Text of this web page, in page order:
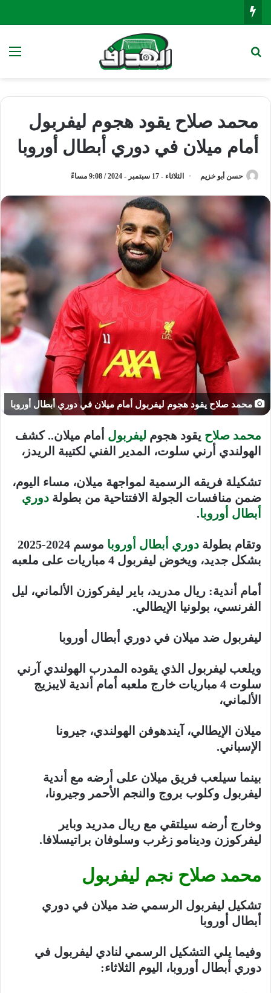
محمد صلاح يقود هجوم ليفربول
أمام ميلان في دوري أبطال أوروبا
حسن أبو خزيم الثلاثاء - 17 سبتمبر - 2024 / 9:08 مساءً
محمد صلاح يقود هجوم ليفربول أمام ميلان في دوري أبطال أوروبا
محمد صلاح يقود هجوم ليفربول أمام ميلان.. كشف
الهولندي أرني سلوت، المدير الفني لكتيبة الريدز،
تشكيلة فريقه الرسمية لمواجهة ميلان، مساء اليوم،
ضمن منافسات الجولة الافتتاحية من بطولة دوري
أبطال أوروبا.
وتقام بطولة دوري أبطال أوروبا
موسم 2024-2025
بشكل جديد، ويخوض ليفربول 4 مباريات على ملعبه
أمام أندية: ريال مدريد، باير ليفركوزن الألماني، ليل
الفرنسي، بولونيا الإيطالي.
ليفربول ضد ميلان في دوري أبطال أوروبا
ويلعب ليفربول الذي يقوده المدرب الهولندي آرني
سلوت 4 مباريات خارج ملعبه أمام أندية لايبزيج
الألماني،
ميلان الإيطالي، آيندهوفن الهولندي، جيرونا
الإسباني.
بينما سيلعب فريق ميلان على أرضه مع أندية
ليفربول وكلوب بروج والنجم الأحمر وجيرونا،
وخارج أرضه سيلتقي مع ريال مدريد وباير
ليفركوزن ودينامو زغرب وسلوفان براتيسلافا.
محمد صلاح نجم ليفربول
تشكيل ليفربول الرسمي ضد ميلان في دوري
أبطال أوروبا
وفيما يلي التشكيل الرسمي لنادي ليفربول في
دوري أبطال أوروبا، اليوم الثلاثاء: